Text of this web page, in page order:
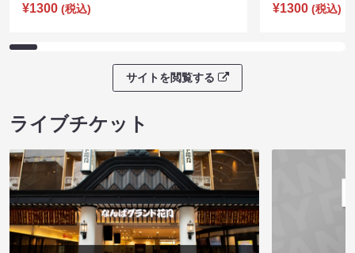
¥1300 (税込)
¥1300 (税込)
サイトを閲覧する
ライブチケット